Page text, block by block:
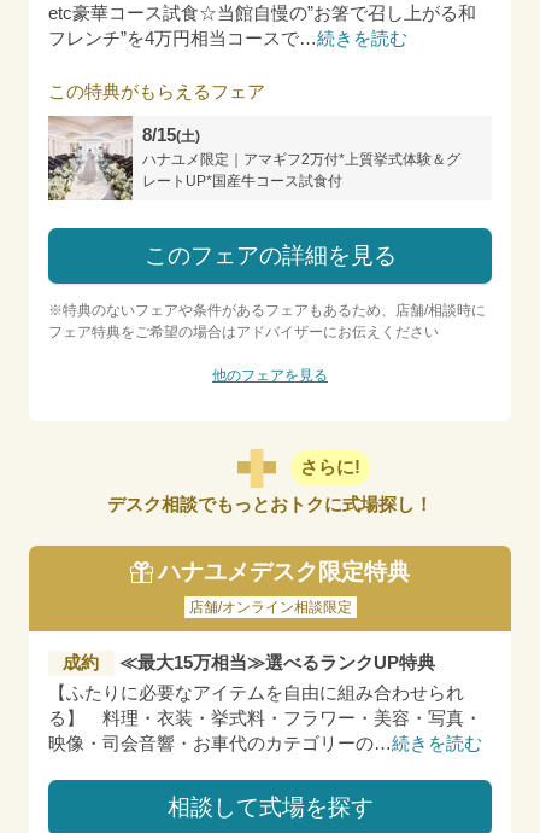
etc豪華コース試食☆当館自慢の”お箸で召し上がる和
フレンチ”を4万円相当コースで…続きを読む
この特典がもらえるフェア
8/15(土)
ハナユメ限定｜アマギフ2万付*上質挙式体験＆グ
レートUP*国産牛コース試食付
このフェアの詳細を見る
※特典のないフェアや条件があるフェアもあるため、店舗/相談時に
フェア特典をご希望の場合はアドバイザーにお伝えください
他のフェアを見る
さらに!
デスク相談でもっとおトクに式場探し！
ハナユメデスク限定特典
店舗/オンライン相談限定
成約
≪最大15万相当≫選べるランクUP特典
【ふたりに必要なアイテムを自由に組み合わせられ
る】 料理・衣装・挙式料・フラワー・美容・写真・
映像・司会音響・お車代のカテゴリーの…続きを読む
相談して式場を探す